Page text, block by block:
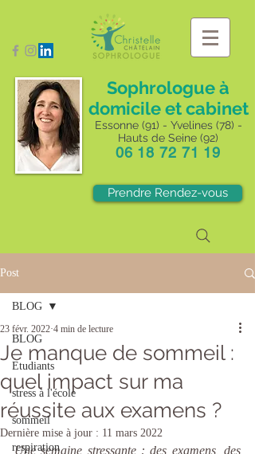
Sophrologue à
domicile et cabinet
Essonne (91) - Yvelines (78) -
Hauts de Seine (92)
06 18 72 71 19
Prendre Rendez-vous
Post
BLOG
Etudiants
stress à l'école
sommeil
respiration
BLOG
Je manque de sommeil :
quel impact sur ma
réussite aux examens ?
23 févr. 2022 4 min de lecture
Dernière mise à jour : 11 mars 2022
Une semaine stressante : des examens, des